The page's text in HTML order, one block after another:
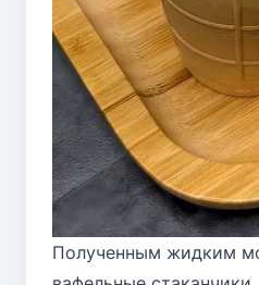
Полученным жидким